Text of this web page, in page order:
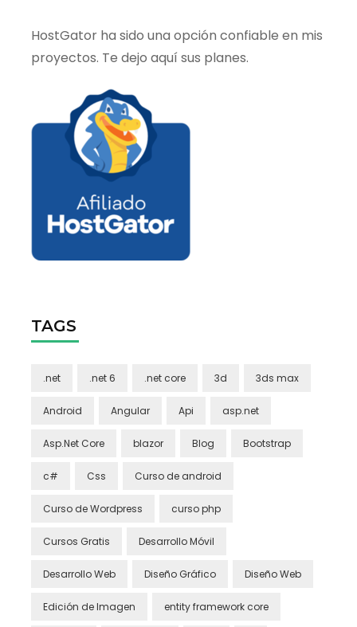
HostGator ha sido una opción confiable en mis
proyectos. Te dejo aquí sus planes.
TAGS
.net .net 6 .net core 3d 3ds max
Android Angular Api asp.net
Asp.Net Core blazor Blog Bootstrap
c# Css Curso de android
Curso de Wordpress curso php
Cursos Gratis Desarrollo Móvil
Desarrollo Web Diseño Gráfico Diseño Web
Edición de Imagen entity framework core